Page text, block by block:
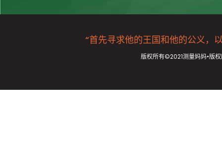
“首先寻求他的王国和他的公义
版权所有©2021测量妈妈•版权